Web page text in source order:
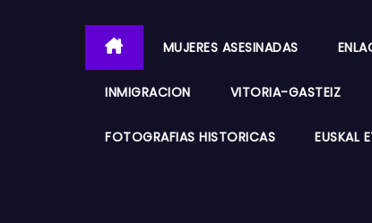
MUJERES ASESINADAS
INMIGRACION VITORIA-GASTEIZ
FOTOGRAFIAS HISTORICAS EUSKAL